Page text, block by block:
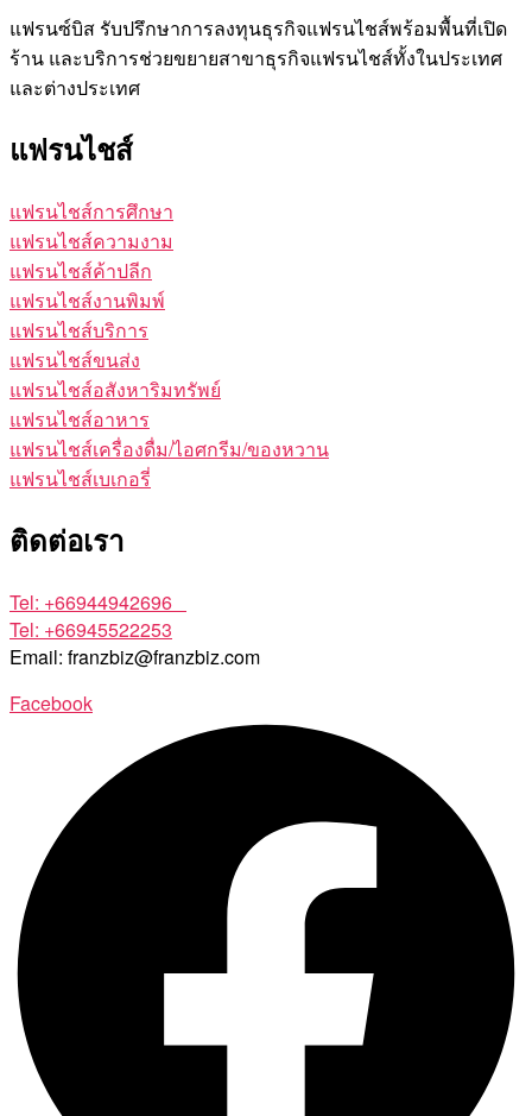
แฟรนซ์บิส รับปรึกษาการลงทุนธุรกิจแฟรนไชส์พร้อมพื้นที่เปิด
ร้าน และบริการช่วยขยายสาขาธุรกิจแฟรนไชส์ทั้งในประเทศ
และต่างประเทศ
แฟรนไชส์
แฟรนไชส์การศึกษา
แฟรนไชส์ความงาม
แฟรนไชส์ค้าปลีก
แฟรนไชส์งานพิมพ์
แฟรนไชส์บริการ
แฟรนไชส์ขนส่ง
แฟรนไชส์อสังหาริมทรัพย์
แฟรนไชส์อาหาร
แฟรนไชส์เครื่องดื่ม/ไอศกรีม/ของหวาน
แฟรนไชส์เบเกอรี่
ติดต่อเรา
Tel: +66944942696
Tel: +66945522253
Email: franzbiz@franzbiz.com
Facebook